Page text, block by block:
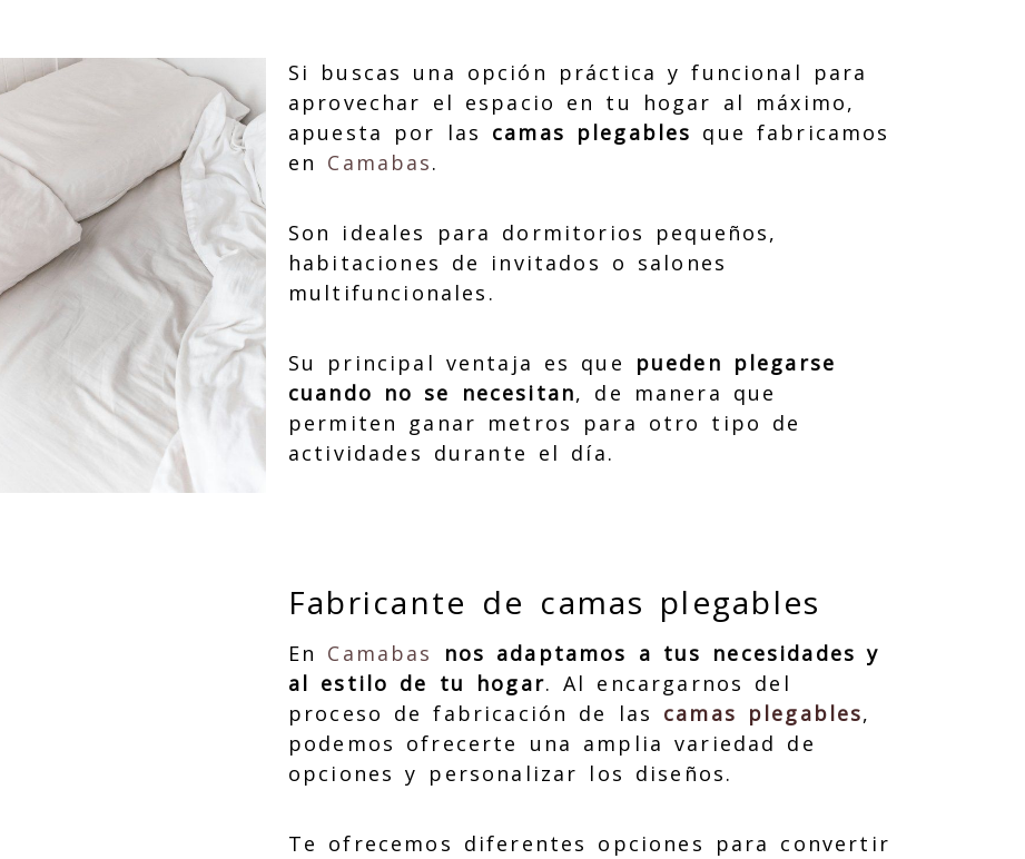
Si buscas una opción práctica y funcional para
aprovechar el espacio en tu hogar al máximo,
apuesta por las camas plegables que fabricamos
en Camabas.
Son ideales para dormitorios pequeños,
habitaciones de invitados o salones
multifuncionales.
Su principal ventaja es que pueden plegarse
cuando no se necesitan, de manera que
permiten ganar metros para otro tipo de
actividades durante el día.
Fabricante de camas plegables
En Camabas
nos adaptamos a tus necesidades y
al estilo de tu hogar. Al encargarnos del
proceso de fabricación de las camas plegables,
podemos ofrecerte una amplia variedad de
opciones y personalizar los diseños.
Te ofrecemos diferentes opciones para convertir